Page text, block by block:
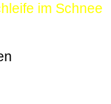
im Schnee